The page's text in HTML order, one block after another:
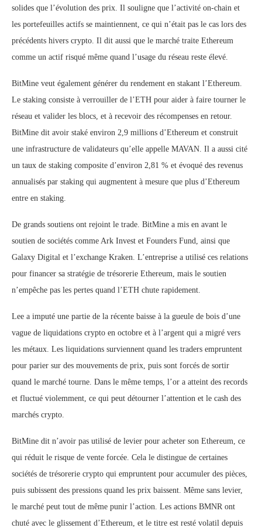
solides que l’évolution des prix. Il souligne que l’activité on-chain et
les portefeuilles actifs se maintiennent, ce qui n’était pas le cas lors des
précédents hivers crypto. Il dit aussi que le marché traite Ethereum
comme un actif risqué même quand l’usage du réseau reste élevé.
BitMine veut également générer du rendement en stakant l’Ethereum.
Le staking consiste à verrouiller de l’ETH pour aider à faire tourner le
réseau et valider les blocs, et à recevoir des récompenses en retour.
BitMine dit avoir staké environ 2,9 millions d’Ethereum et construit
une infrastructure de validateurs qu’elle appelle MAVAN. Il a aussi cité
un taux de staking composite d’environ 2,81 % et évoqué des revenus
annualisés par staking qui augmentent à mesure que plus d’Ethereum
entre en staking.
De grands soutiens ont rejoint le trade. BitMine a mis en avant le
soutien de sociétés comme Ark Invest et Founders Fund, ainsi que
Galaxy Digital et l’exchange Kraken. L’entreprise a utilisé ces relations
pour financer sa stratégie de trésorerie Ethereum, mais le soutien
n’empêche pas les pertes quand l’ETH chute rapidement.
Lee a imputé une partie de la récente baisse à la gueule de bois d’une
vague de liquidations crypto en octobre et à l’argent qui a migré vers
les métaux. Les liquidations surviennent quand les traders empruntent
pour parier sur des mouvements de prix, puis sont forcés de sortir
quand le marché tourne. Dans le même temps, l’or a atteint des records
et fluctué violemment, ce qui peut détourner l’attention et le cash des
marchés crypto.
BitMine dit n’avoir pas utilisé de levier pour acheter son Ethereum, ce
qui réduit le risque de vente forcée. Cela le distingue de certaines
sociétés de trésorerie crypto qui empruntent pour accumuler des pièces,
puis subissent des pressions quand les prix baissent. Même sans levier,
le marché peut tout de même punir l’action. Les actions BMNR ont
chuté avec le glissement d’Ethereum, et le titre est resté volatil depuis